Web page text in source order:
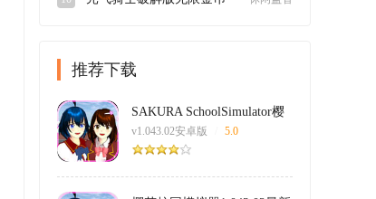
推荐下载
SAKURA SchoolSimulator樱
花校园模拟器英文官方正版
v1.043.02安卓版 5.0